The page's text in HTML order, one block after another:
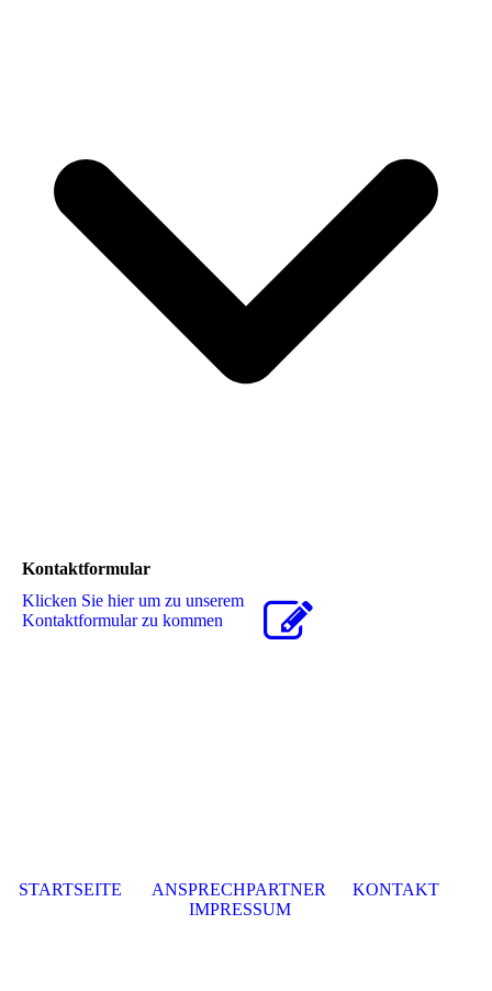
Kontaktformular
Klicken Sie hier um zu unserem
Kon­takt­for­mu­lar zu kommen
STARTSEITE ANSPRECHPARTNER
KONTAKT
IMPRESSUM